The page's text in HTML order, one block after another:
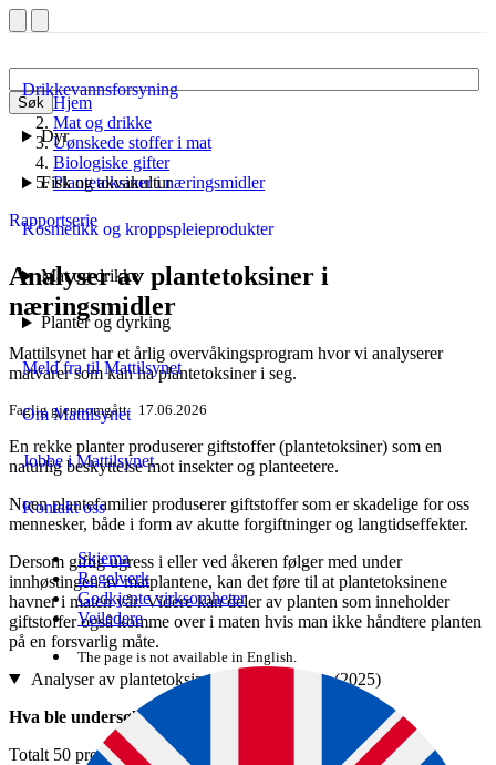
Søk
Drikkevannsforsyning
Dyr
Fisk og akvakultur
Kosmetikk og kroppspleieprodukter
Mat og drikke
Planter og dyrking
Meld fra til Mattilsynet
Om Mattilsynet
Jobbe i Mattilsynet
Kontakt oss
Skjema
Regelverk
Godkjente virksomheter
Veiledere
The page is not available in English.
Hjem
Mat og drikke
Uønskede stoffer i mat
Biologiske gifter
Plantetoksiner i næringsmidler
Rapportserie
Analyser av plantetoksiner i
næringsmidler
Mattilsynet har et årlig overvåkingsprogram hvor vi analyserer
matvarer som kan ha plantetoksiner i seg.
Faglig gjennomgått 17.06.2026
En rekke planter produserer giftstoffer (plantetoksiner) som en
naturlig beskyttelse mot insekter og planteetere.
Noen plantefamilier produserer giftstoffer som er skadelige for oss
mennesker, både i form av akutte forgiftninger og langtidseffekter.
Dersom giftig ugress i eller ved åkeren følger med under
innhøstingen av matplantene, kan det føre til at plantetoksinene
havner i maten vår. Videre kan deler av planten som inneholder
giftstoffer også komme over i maten hvis man ikke håndtere planten
på en forsvarlig måte.
Analyser av plantetoksiner i næringsmidler (2025)
Hva ble undersøkt?
Totalt 50 prøver ble analysert for plantetoksiner.